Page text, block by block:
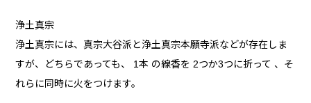
浄土真宗
浄土真宗には、真宗大谷派と浄土真宗本願寺派などが存在しま
すが、どちらであっても、 1本 の線香を 2つか3つに折って 、そ
れらに同時に火をつけます。